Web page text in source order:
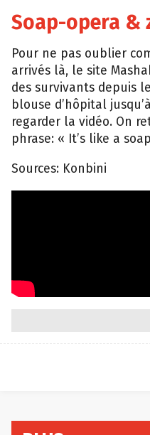
Soap-opera &
Pour ne pas oublier
arrivés là, le site
des survivants depuis
blouse d’hôpital
regarder la vidéo. On
phrase: « It’s like a
Sources: Konbini